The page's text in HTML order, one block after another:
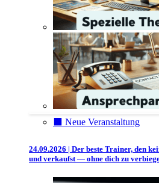
⬛️ Neue Veranstaltung
24.09.2026 | Der beste Trainer, den
und verkaufst — ohne dich zu